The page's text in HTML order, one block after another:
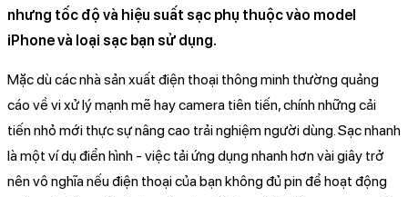
nhưng tốc độ và hiệu suất sạc phụ thuộc vào model
iPhone và loại sạc bạn sử dụng.
Mặc dù các nhà sản xuất điện thoại thông minh thường quảng
cáo về vi xử lý mạnh mẽ hay camera tiên tiến, chính những cải
tiến nhỏ mới thực sự nâng cao trải nghiệm người dùng. Sạc nhanh
là một ví dụ điển hình - việc tải ứng dụng nhanh hơn vài giây trở
nên vô nghĩa nếu điện thoại của bạn không đủ pin để hoạt động